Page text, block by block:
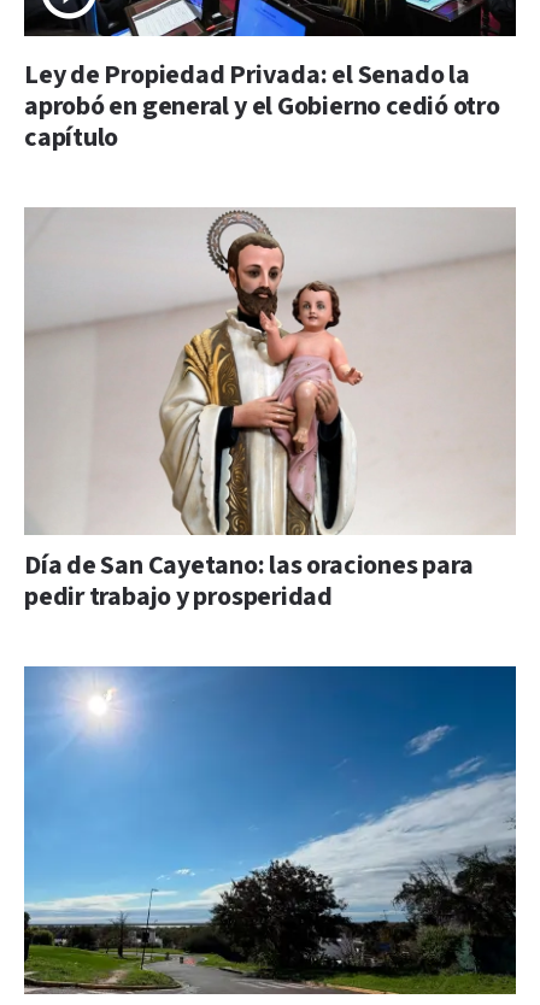
Ley de Propiedad Privada: el Senado la
aprobó en general y el Gobierno cedió otro
capítulo
Día de San Cayetano: las oraciones para
pedir trabajo y prosperidad